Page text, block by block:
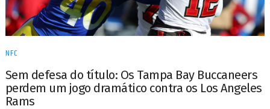
NFC
Sem defesa do título: Os Tampa Bay Buccaneers
perdem um jogo dramático contra os Los Angeles
Rams